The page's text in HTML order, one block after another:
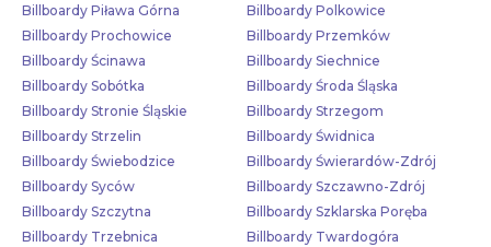
Billboardy Piława Górna
Billboardy Polkowice
Billboardy Prochowice
Billboardy Przemków
Billboardy Ścinawa
Billboardy Siechnice
Billboardy Sobótka
Billboardy Środa Śląska
Billboardy Stronie Śląskie
Billboardy Strzegom
Billboardy Strzelin
Billboardy Świdnica
Billboardy Świebodzice
Billboardy Świerardów-Zdrój
Billboardy Syców
Billboardy Szczawno-Zdrój
Billboardy Szczytna
Billboardy Szklarska Poręba
Billboardy Trzebnica
Billboardy Twardogóra